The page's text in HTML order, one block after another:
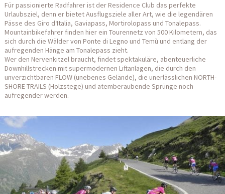
Für passionierte Radfahrer ist der Residence Club das perfekte
Urlaubsziel, denn er bietet Ausflugsziele aller Art, wie die legendären
Pässe des Giro d‘Italia, Gaviapass, Mortirolopass und Tonalepass.
Mountainbikefahrer finden hier ein Tourennetz von 500 Kilometern, das
sich durch die Wälder von Ponte di Legno und Temù und entlang der
aufregenden Hänge am Tonalepass zieht.
Wer den Nervenkitzel braucht, findet spektakuläre, abenteuerliche
Downhillstrecken mit supermodernen Liftanlagen, die durch den
unverzichtbaren FLOW (unebenes Gelände), die unerlässlichen NORTH-
SHORE-TRAILS (Holzstege) und atemberaubende Sprünge noch
aufregender werden.